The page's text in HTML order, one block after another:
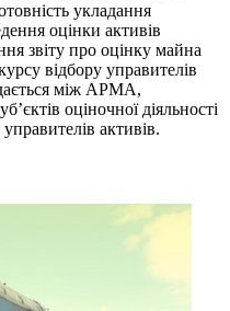
укладання
оцінки активів
звіту про оцінку майна
відбору управителів
між АРМА,
оціночної діяльності
активів.